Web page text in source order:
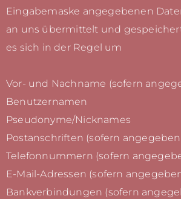
Eingabemaske angegebenen
an uns übermittelt und
es sich in der Regel um
Vor- und Nachname (sofern
Benutzernamen
Pseudonyme/Nicknames
Postanschriften (sofern
Telefonnummern (sofern
E-Mail-Adressen (sofern
Bankverbindungen (sofern